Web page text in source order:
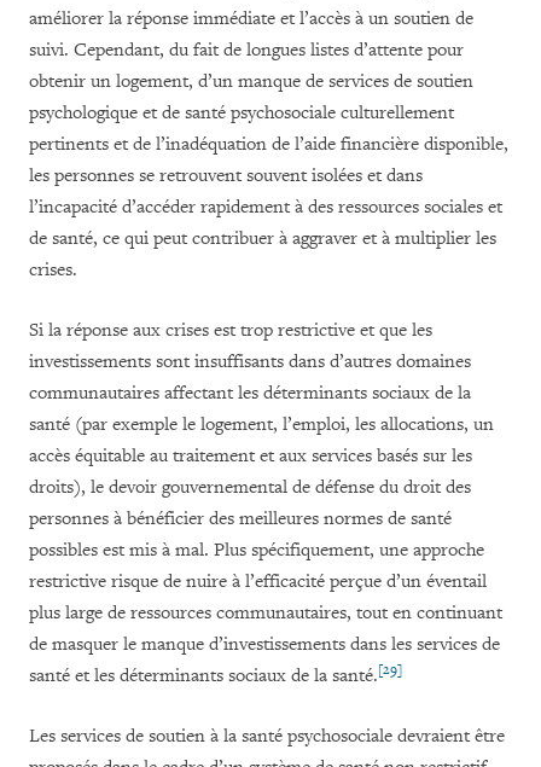
améliorer la réponse immédiate et l’accès à un soutien de
suivi. Cependant, du fait de longues listes d’attente pour
obtenir un logement, d’un manque de services de soutien
psychologique et de santé psychosociale culturellement
pertinents et de l’inadéquation de l’aide financière disponible,
les personnes se retrouvent souvent isolées et dans
l’incapacité d’accéder rapidement à des ressources sociales et
de santé, ce qui peut contribuer à aggraver et à multiplier les
crises.
Si la réponse aux crises est trop restrictive et que les
investissements sont insuffisants dans d’autres domaines
communautaires affectant les déterminants sociaux de la
santé (par exemple le logement, l’emploi, les allocations, un
accès équitable au traitement et aux services basés sur les
droits), le devoir gouvernemental de défense du droit des
personnes à bénéficier des meilleures normes de santé
possibles est mis à mal. Plus spécifiquement, une approche
restrictive risque de nuire à l’efficacité perçue d’un éventail
plus large de ressources communautaires, tout en continuant
de masquer le manque d’investissements dans les services de
santé et les déterminants sociaux de la santé.[29]
Les services de soutien à la santé psychosociale devraient être